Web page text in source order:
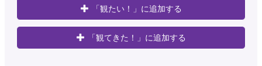
「観たい！」に追加する
「観てきた！」に追加する